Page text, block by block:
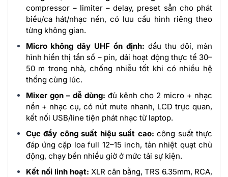
compressor – limiter – delay, preset sẵn cho phát
biểu/ca hát/nhạc nền, có lưu cấu hình riêng theo
từng không gian.
Micro không dây UHF ổn định: đầu thu đôi, màn
hình hiển thị tần số – pin, dải hoạt động thực tế 30–
50 m trong nhà, chống nhiễu tốt khi có nhiều hệ
thống cùng lúc.
Mixer gọn – dễ dùng: đủ kênh cho 2 micro + nhạc
nền + nhạc cụ, có nút mute nhanh, LCD trực quan,
kết nối USB/line tiện phát nhạc từ laptop.
Cục đẩy công suất hiệu suất cao: công suất thực
đáp ứng cặp loa full 12–15 inch, tản nhiệt quạt chủ
động, chạy bền nhiều giờ ở mức tải sự kiện.
Kết nối linh hoạt: XLR cân bằng, TRS 6.35mm, RCA,